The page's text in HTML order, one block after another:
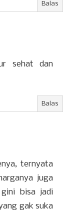
Balas
sehat dan
Balas
ternyata
juga
bisa jadi
gak suka